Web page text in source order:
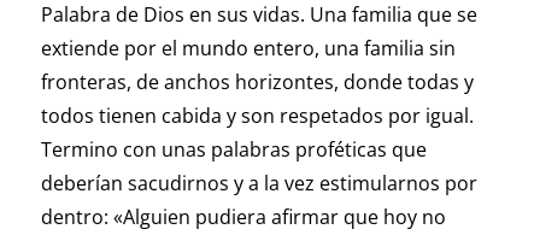
Palabra de Dios en sus vidas. Una familia que se
extiende por el mundo entero, una familia sin
fronteras, de anchos horizontes, donde todas y
todos tienen cabida y son respetados por igual.
Termino con unas palabras proféticas que
deberían sacudirnos y a la vez estimularnos por
dentro: «Alguien pudiera afirmar que hoy no